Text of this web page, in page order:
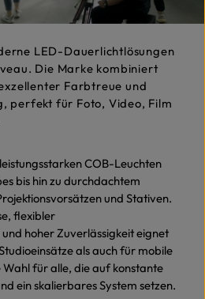
LED-Dauerlichtlösungen
Die Marke kombiniert
Farbtreue und
perfekt für Foto, Video, Film
COB-Leuchten
bis hin zu durchdachtem
und Stativen.
flexibler
hoher Zuverlässigkeit eignet
als auch für mobile
Wahl für alle, die auf konstante
ein skalierbares System setzen.